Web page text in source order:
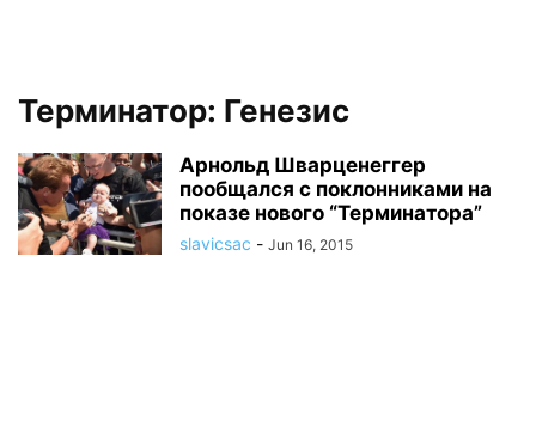
Терминатор: Генезис
Арнольд Шварценеггер
пообщался с поклонниками на
показе нового “Терминатора”
slavicsac - Jun 16, 2015